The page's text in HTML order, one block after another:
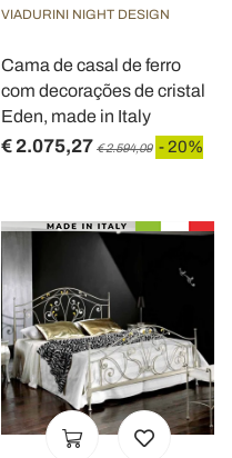
VIADURINI NIGHT DESIGN
Cama de casal de ferro
com decorações de cristal
Eden, made in Italy
€ 2.075,27 € 2.594,09 - 20%